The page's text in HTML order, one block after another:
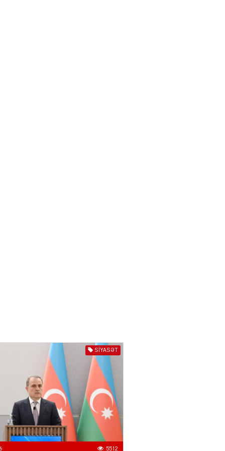
XİN rəhbərindən TRİPP
layihəsi ilə bağlı AÇIQLAMA
4396
Müharibə Rusiyanın belini
bükür
04.08.2026 4012
SIYASƏT
5512